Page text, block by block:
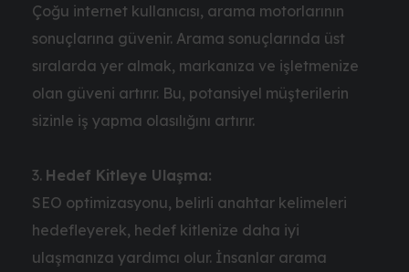
Çoğu internet kullanıcısı, arama motorlarının
sonuçlarına güvenir. Arama sonuçlarında üst
sıralarda yer almak, markanıza ve işletmenize
olan güveni artırır. Bu, potansiyel müşterilerin
sizinle iş yapma olasılığını artırır.
Hedef Kitleye Ulaşma:
SEO optimizasyonu, belirli anahtar kelimeleri
hedefleyerek, hedef kitlenize daha iyi
ulaşmanıza yardımcı olur. İnsanlar arama